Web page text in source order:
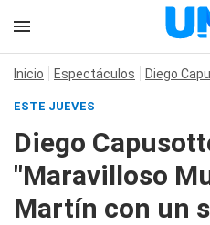
Inicio Espectáculos Diego
ESTE JUEVES
Diego
"Maravilloso
Martín con un